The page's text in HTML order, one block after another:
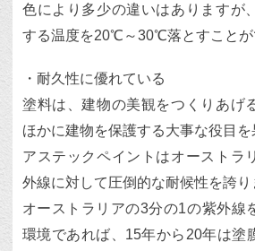
色により多少の違いはありますが
する温度を20℃～30℃落とすことが
・耐久性に優れている
塗料は、建物の美観をつくりあげ
ほかに建物を保護する大事な役目を
アステックペイントはオーストラ
外線に対して圧倒的な耐候性を誇り
オーストラリアの3分の1の紫外線
環境であれば、15年から20年は塗